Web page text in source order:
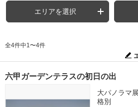
エリアを選択
全4件中1〜4件
六甲ガーデンテラスの初日の出
大パノラマ
格別